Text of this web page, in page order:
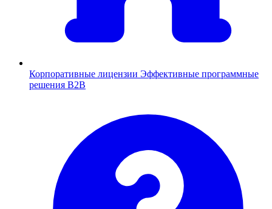
Корпоративные лицензии Эффективные программные
решения B2B